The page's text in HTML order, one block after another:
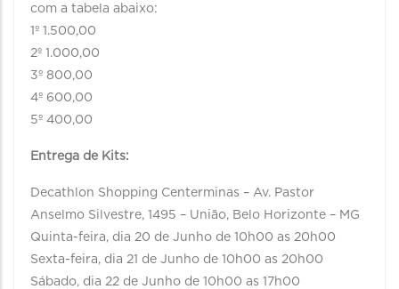
com a tabela abaixo:
1º 1.500,00
2º 1.000,00
3º 800,00
4º 600,00
5º 400,00
Entrega de Kits:
Decathlon Shopping Centerminas – Av. Pastor
Anselmo Silvestre, 1495 – União, Belo Horizonte – MG
Quinta-feira, dia 20 de Junho de 10h00 as 20h00
Sexta-feira, dia 21 de Junho de 10h00 as 20h00
Sábado, dia 22 de Junho de 10h00 as 17h00